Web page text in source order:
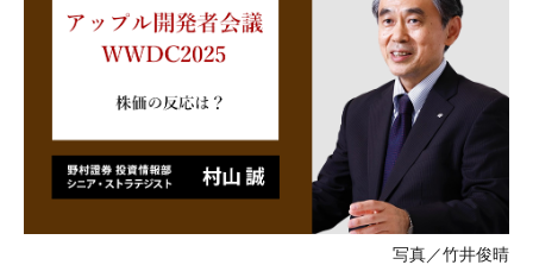
写真／竹井俊晴